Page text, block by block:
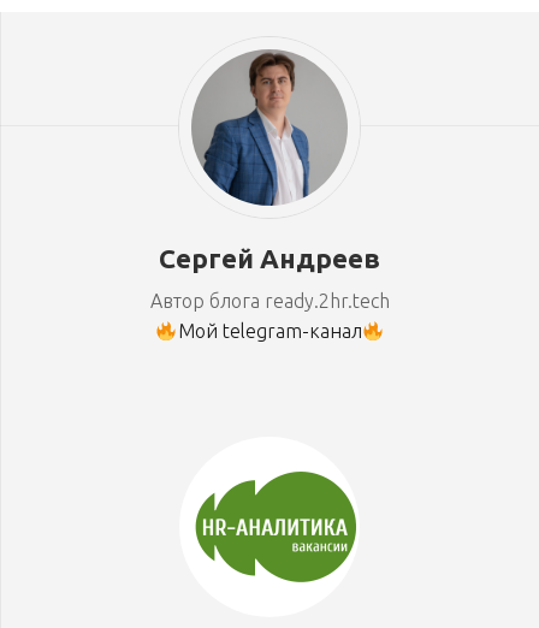
Сергей Андреев
Автор блога ready.2hr.tech
Мой telegram-канал